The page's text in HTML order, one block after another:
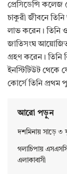
প্রেসিডেন্সি কলেজ
চাকুরী জীবনে
লাভ করেন। তিনি
জাতিসংঘ আয়োজিত
গ্রহণ করেন। তিনি
ইনস্টিটিউট থেকে
কোর্সে তিনি প্রথম
আরো পড়ুন
দশমিনায় সাড়ে ৩
গলাচিপায়
এলাকাবাসী